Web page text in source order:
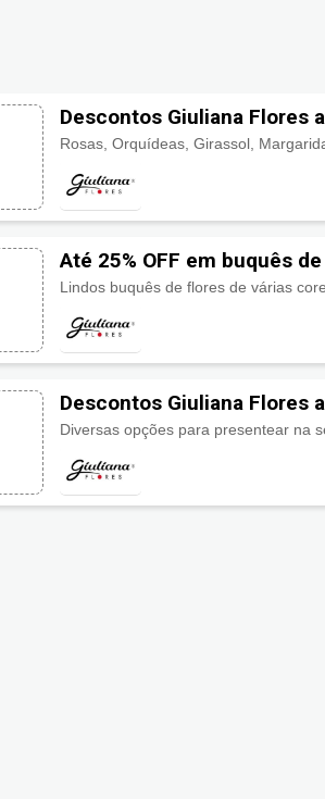
Descontos Giuliana Flores
Até 25% OFF em buquês
Descontos Giuliana Flores
Diversas opções para presentear na